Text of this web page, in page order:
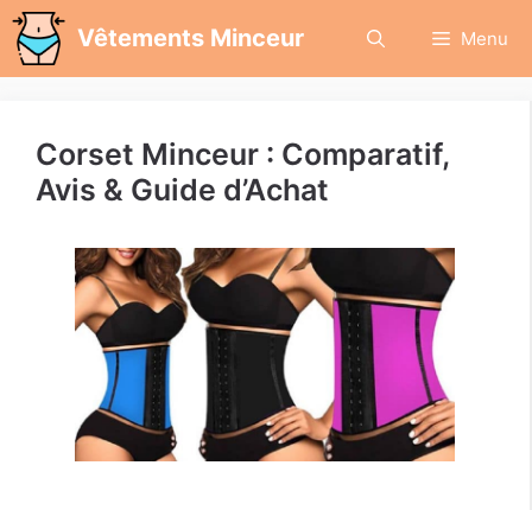
Aller
au
contenu
Vêtements Minceur Menu
Corset Minceur : Comparatif,
Avis & Guide d’Achat